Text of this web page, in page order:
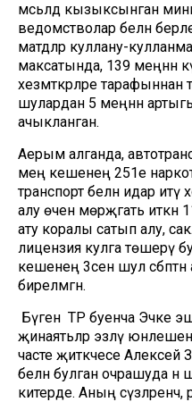
мәсьәләдә кызыксынган
ведомстволар белән
матдәләр куллану-
максатында, 139 меңнән
хезмәткәрләре тарафыннан
шулардан 5 меңнән
ачыкланган.
Аерым алганда,
мең кешенең 251е
транспорт белән идарә
алу өчен мөрәҗәгать
ату коралы сатып алу,
лицензия кулга төшерү
кешенең 3сенә шул
бирелмәгән.
Бүген ТР буенча Эчке
җинаятьләр эзләү
часте җитәкчесе
белән булган очрашуда
китерде. Аның